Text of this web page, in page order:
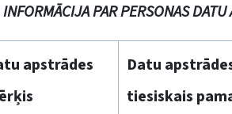
PAR PERSONAS DATU
apstrādes
Datu
tiesiskais